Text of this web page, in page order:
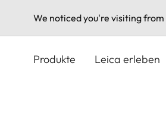
We noticed you're visiting from
Produkte Leica erleben